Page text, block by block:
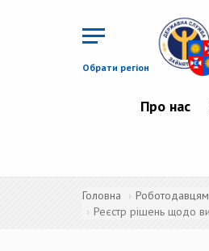
Обрати регіон
Про нас
Головна Роботодавцям
Реєстр рішень щодо